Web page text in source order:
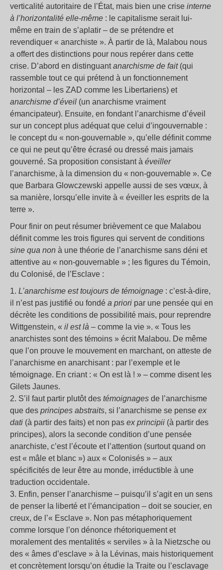
verticalité autoritaire de l’État, mais bien une crise interne
à l’horizontalité elle-même : le capitalisme serait lui-
même en train de s’aplatir – de se prétendre et
revendiquer « anarchiste ». À partir de là, Malabou nous
a offert des distinctions pour nous repérer dans cette
crise. D’abord en distinguantanarchisme de fait(qui
rassemble tout ce qui prétend à un fonctionnement
horizontal – les ZAD comme les Libertariens) et
anarchisme d’éveil (un anarchisme vraiment
émancipateur). Ensuite, en fondant l’anarchisme d’éveil
sur un concept plus adéquat que celui d’ingouvernable :
le concept du « non-gouvernable », qu’elle définit comme
ce qui ne peut qu’être écrasé ou dressé mais jamais
gouverné. Sa proposition consistant à éveiller
l’anarchisme, à la dimension du « non-gouvernable ». Ce
que Barbara Glowczewski appelle aussi de ses vœux, à
sa manière, lorsqu’elle invite à « éveiller les esprits de la
terre ».
Pour finir on peut résumer brièvement ce que Malabou
définit comme les trois figures qui servent de conditions
sine qua non à une théorie de l’anarchisme sans déni et
attentive au « non-gouvernable » ; les figures du Témoin,
du Colonisé, de l’Esclave :
1. L’anarchisme est toujours de témoignage : c’est-à-dire,
il n’est pas justifié ou fondé a priori par une pensée qui en
décrète les conditions de possibilité mais, pour reprendre
Wittgenstein, « il est là – comme la vie ». « Tous les
anarchistes sont des témoins » écrit Malabou. De même
que l’on prouve le mouvement en marchant, on atteste de
l’anarchisme en anarchisant : par l’exemple et le
témoignage. En criant : « On est là ! » – comme disent les
Gilets Jaunes.
2. S’il faut partir plutôt des témoignages de l’anarchisme
que des principes abstraits, si l’anarchisme se pense ex
dati (à partir des faits) et non pas ex principii (à partir des
principes), alors la seconde condition d’une pensée
anarchiste, c’est l’écoute et l’attention (surtout quand on
est « mâle et blanc ») aux « Colonisés » – aux
spécificités de leur être au monde, irréductible à une
traduction occidentale.
3. Enfin, penser l’anarchisme – puisqu’il s’agit en un sens
de penser la liberté et l’émancipation – doit se soucier, en
creux, de l’« Esclave ». Non pas métaphoriquement
comme lorsque l’on dénonce rhétoriquement et
moralement des mentalités « serviles » à la Nietzsche ou
des « âmes d’esclave » à la Lévinas, mais historiquement
et concrètement lorsqu’on étudie la Traite ou l’esclavage